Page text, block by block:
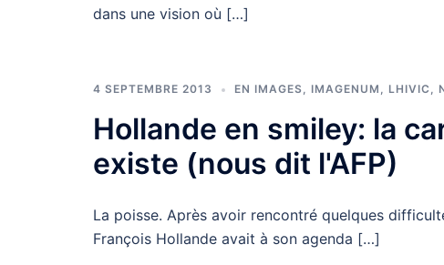
dans une vision où […]
4 SEPTEMBRE 2013 EN IMAGES, IMAGENUM , LHIVIC ,
Hollande en smiley: la
existe (nous dit l'AFP)
La poisse. Après avoir rencontré quelques
François Hollande avait à son agenda […]